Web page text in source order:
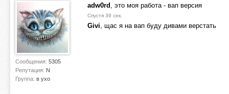
Сообщения: 5305
Репутация: N
Группа: в ухо
adw0rd , это моя работа - вап версия
Спустя 39 сек.
Givi, щас я на вап буду дивами верстать